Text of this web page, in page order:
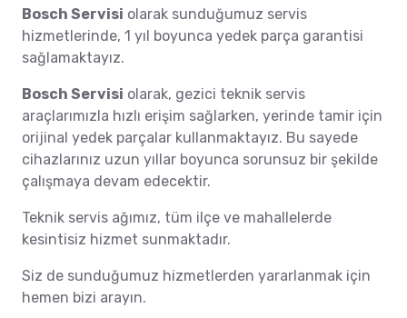
Bosch Servisi olarak sunduğumuz servis
hizmetlerinde, 1 yıl boyunca yedek parça garantisi
sağlamaktayız.
Bosch Servisi olarak, gezici teknik servis
araçlarımızla hızlı erişim sağlarken, yerinde tamir için
orijinal yedek parçalar kullanmaktayız. Bu sayede
cihazlarınız uzun yıllar boyunca sorunsuz bir şekilde
çalışmaya devam edecektir.
Teknik servis ağımız, tüm ilçe ve mahallelerde
kesintisiz hizmet sunmaktadır.
Siz de sunduğumuz hizmetlerden yararlanmak için
hemen bizi arayın.